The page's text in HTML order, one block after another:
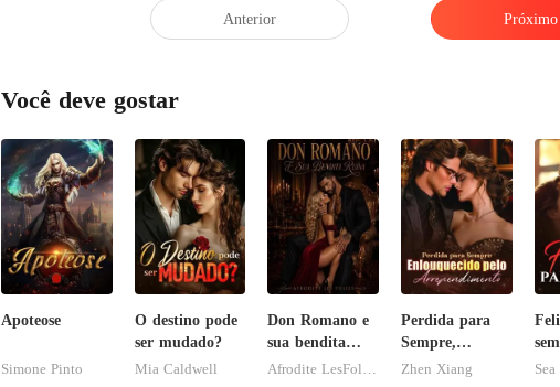
Anterior Próximo
Você deve gostar
Apoteose
Simone Pinto
O destino pode
ser mudado?
Mia Caldwell
Don Romano e
sua bendita
ruína
Perdida para
Sempre,
Enlouquecido
Zhen Xiang
Sea